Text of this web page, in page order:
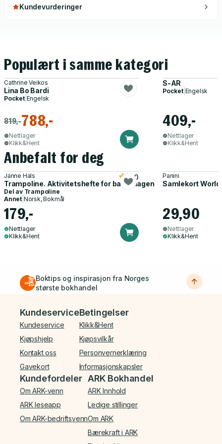
Kundevurderinger
Populært i samme kategori
Cathrine Veikos
Lina Bo Bardi
Pocket| Engelsk
819,-788,-
Nettlager
Klikk&Hent
S-AR
Pocket| Engelsk
409,-
Nettlager
Klikk&Hent
Anbefalt for deg
Janne Hals
Trampoline. Aktivitetshefte for barnehagen
5.0
Del av Trampoline
Annet Norsk, Bokmål
179,-
Nettlager
Klikk&Hent
Panini
Samlekort
29,90
Nettlager
Klikk&Hent
Boktips og inspirasjon fra Norges
største bokhandel
Bunnmeny
Kundeservice
Kundeservice
Kjøpshjelp
Kontakt oss
Gavekort
Betingelser
Klikk&Hent
Kjøpsvilkår
Personvernerklæring
Informasjonskapsler
Kundefordeler
Om ARK-venn
ARK leseapp
Om ARK-bedriftsvenn
ARK Bokhandel
ARK Innhold
Ledige stillinger
Om ARK
Bærekraft i ARK